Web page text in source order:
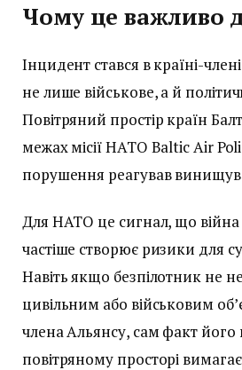
Чому це важливо
Інцидент стався в країні-
не лише військове, а й
Повітряний простір країн
межах місії НАТО Baltic Air
порушення реагував
Для НАТО це сигнал, що війна
частіше створює ризики для
Навіть якщо безпілотник не
цивільним або військовим
члена Альянсу, сам факт його
повітряному просторі